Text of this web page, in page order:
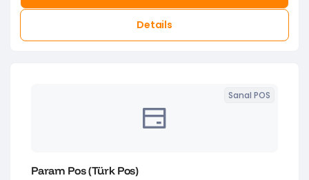
Details
Sanal POS
Param Pos (Türk Pos)